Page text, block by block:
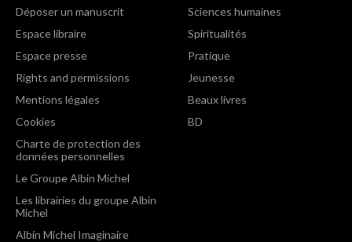
Déposer un manuscrit
Espace libraire
Espace presse
Rights and permissions
Mentions légales
Cookies
Charte de protection des
données personnelles
Le Groupe Albin Michel
Les librairies du groupe Albin
Michel
Albin Michel Imaginaire
Sciences humaines
Spiritualités
Pratique
Jeunesse
Beaux livres
BD